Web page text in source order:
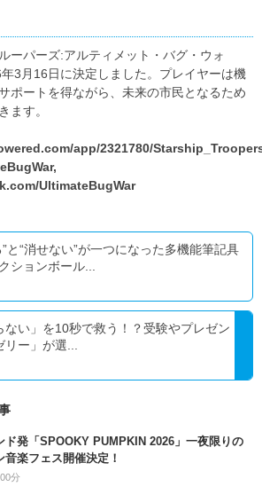
ーパーズ:アルティメット・バグ・ウォ
3月16日に決定しました。プレイヤーは機
ポートを得ながら、未来の市民となるため
ます。
app/2321780/
UltimateBugWar
”と“消せない”が一つになった多機能筆記具
ションボール...
ない」を10秒で救う！？受験やプレゼン
ー」が選...
ド発「SPOOKY PUMPKIN 2026」一夜限りの
音楽フェス開催決定！
分